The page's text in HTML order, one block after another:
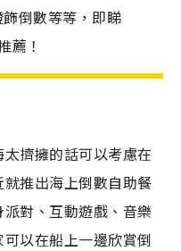
倒數等等，即睇
薦！
擠擁的話可以考慮在
推出海上倒數自助餐
對、互動遊戲、音樂
以在船上一邊欣賞倒